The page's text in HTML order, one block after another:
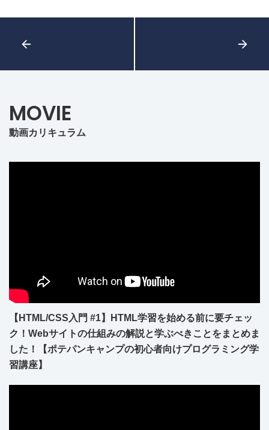
MOVIE
動画カリキュラム
【HTML/CSS入門 #1】HTML学習を始める前に要チェッ
ク！Webサイトの仕組みの解説と学ぶべきことをまとめま
した！【ポテパンキャンプの初心者向けプログラミング学
習講座】